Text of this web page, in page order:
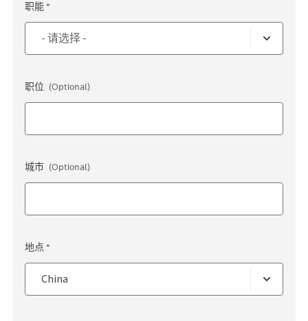
职能 *
职位 (Optional)
城市 (Optional)
地点 *